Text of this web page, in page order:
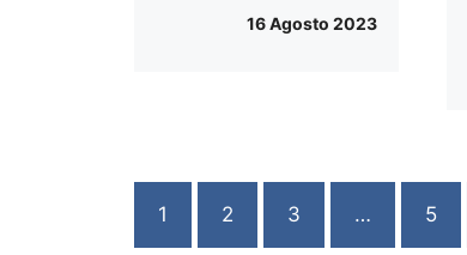
16 Agosto 2023
1 2 3 … 5